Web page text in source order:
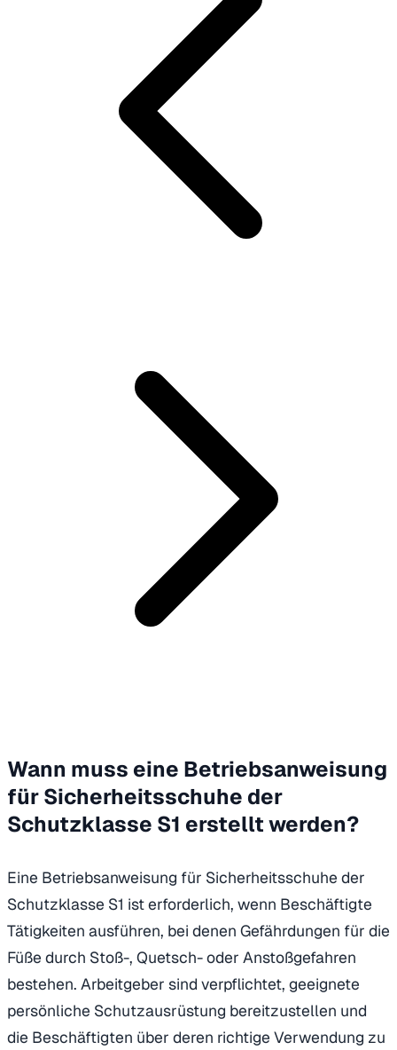
Wann muss eine Betriebsanweisung
für Sicherheitsschuhe der
Schutzklasse S1 erstellt werden?
Eine Betriebsanweisung für Sicherheitsschuhe der
Schutzklasse S1 ist erforderlich, wenn Beschäftigte
Tätigkeiten ausführen, bei denen Gefährdungen für die
Füße durch Stoß-, Quetsch- oder Anstoßgefahren
bestehen. Arbeitgeber sind verpflichtet, geeignete
persönliche Schutzausrüstung bereitzustellen und
die Beschäftigten über deren richtige Verwendung zu